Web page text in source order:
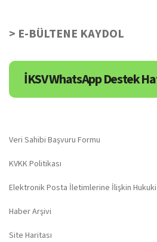
> E-BÜLTENE KAYDOL
İKSV WhatsApp Destek
Veri Sahibi Başvuru Formu
KVKK Politikası
Elektronik Posta İletimlerine İlişkin
Haber Arşivi
Site Haritası